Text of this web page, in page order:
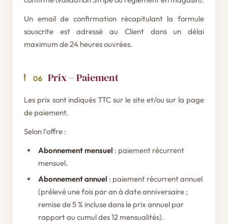
Un email de confirmation récapitulant la formule
souscrite est adressé au Client dans un délai
maximum de 24 heures ouvrées.
06 Prix – Paiement
Les prix sont indiqués TTC sur le site et/ou sur la page
de paiement.
Selon l'offre :
Abonnement mensuel : paiement récurrent
mensuel.
Abonnement annuel : paiement récurrent annuel
(prélevé une fois par an à date anniversaire ;
remise de 5 % incluse dans le prix annuel par
rapport au cumul des 12 mensualités).